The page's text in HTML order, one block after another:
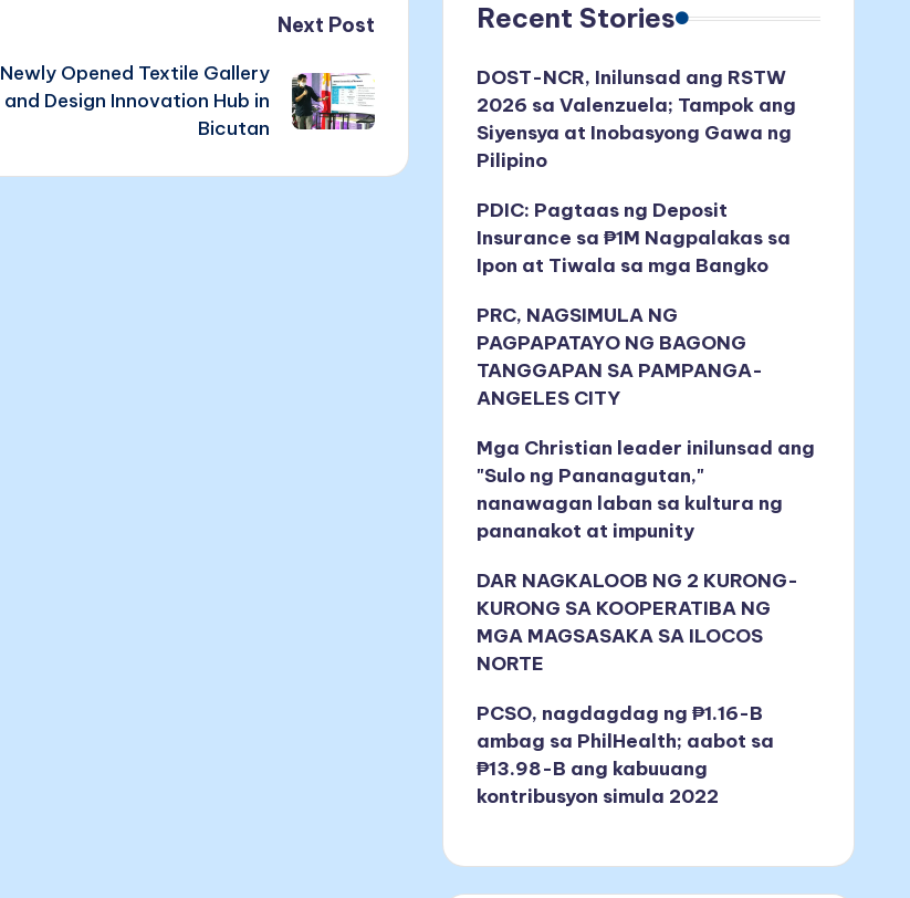
Next Post
Newly Opened Textile Gallery
and Design Innovation Hub in
Bicutan
Recent Stories
DOST-NCR, Inilunsad ang RSTW
2026 sa Valenzuela; Tampok ang
Siyensya at Inobasyong Gawa ng
Pilipino
PDIC: Pagtaas ng Deposit
Insurance sa ₱1M Nagpalakas sa
Ipon at Tiwala sa mga Bangko
PRC, NAGSIMULA NG
PAGPAPATAYO NG BAGONG
TANGGAPAN SA PAMPANGA-
ANGELES CITY
Mga Christian leader inilunsad ang
"Sulo ng Pananagutan,"
nanawagan laban sa kultura ng
pananakot at impunity
DAR NAGKALOOB NG 2 KURONG-
KURONG SA KOOPERATIBA NG
MGA MAGSASAKA SA ILOCOS
NORTE
PCSO, nagdagdag ng ₱1.16-B
ambag sa PhilHealth; aabot sa
₱13.98-B ang kabuuang
kontribusyon simula 2022